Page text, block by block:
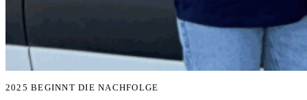
2025 BEGINNT DIE NACHFOLGE